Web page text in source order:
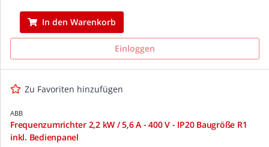
In den Warenkorb
Einloggen
Zu Favoriten hinzufügen
ABB
Frequenzumrichter 2,2 kW / 5,6 A - 400 V - IP20 Baugröße R1
inkl. Bedienpanel